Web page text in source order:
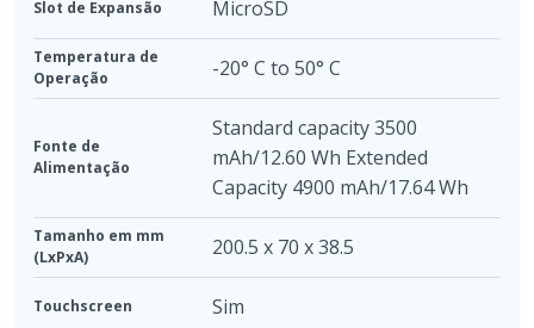
Slot de Expansão MicroSD
Temperatura de
Operação
-20° C to 50° C
Fonte de
Alimentação
Standard capacity 3500
mAh/12.60 Wh Extended
Capacity 4900 mAh/17.64 Wh
Tamanho em mm
(LxPxA)
200.5 x 70 x 38.5
Touchscreen Sim